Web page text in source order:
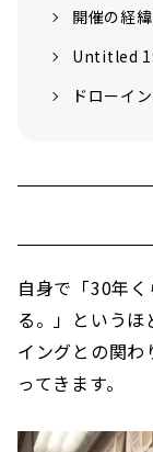
開催の経
Untitled
ドローイ
自身で「30年
る。」というほ
イングとの関わ
ってきます。